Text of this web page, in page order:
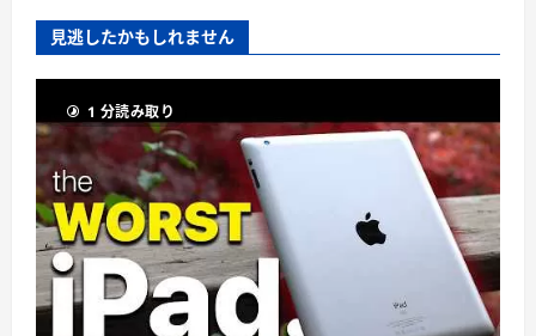
見逃したかもしれません
1 分読み取り